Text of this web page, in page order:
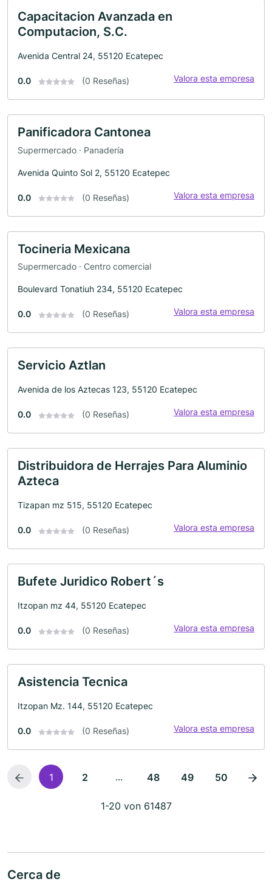
Capacitacion Avanzada en
Computacion, S.C.
Avenida Central 24, 55120 Ecatepec
0.0 (0 Reseñas) Valora esta empresa
Panificadora Cantonea
Supermercado · Panadería
Avenida Quinto Sol 2, 55120 Ecatepec
0.0 (0 Reseñas) Valora esta empresa
Tocineria Mexicana
Supermercado · Centro comercial
Boulevard Tonatiuh 234, 55120 Ecatepec
0.0 (0 Reseñas) Valora esta empresa
Servicio Aztlan
Avenida de los Aztecas 123, 55120 Ecatepec
0.0 (0 Reseñas) Valora esta empresa
Distribuidora de Herrajes Para Aluminio
Azteca
Tizapan mz 515, 55120 Ecatepec
0.0 (0 Reseñas) Valora esta empresa
Bufete Juridico Robert´s
Itzopan mz 44, 55120 Ecatepec
0.0 (0 Reseñas) Valora esta empresa
Asistencia Tecnica
Itzopan Mz. 144, 55120 Ecatepec
0.0 (0 Reseñas) Valora esta empresa
1 2 ... 48 49 50
1-20 von 61487
Cerca de